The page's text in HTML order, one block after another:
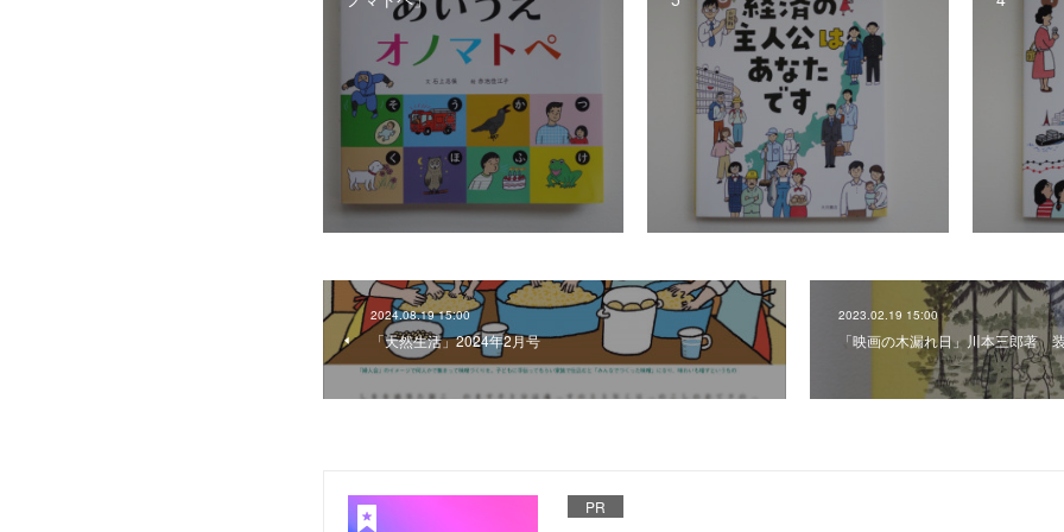
2024.08.19 15:00
「天然生活」2024年2月号
2023.02.19 15:00
「映画の木漏れ日」川本三郎著
PR